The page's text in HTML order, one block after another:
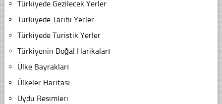
Türkiyede Gezilecek Yerler
Türkiyede Tarihi Yerler
Türkiyede Turistik Yerler
Türkiyenin Doğal Harikaları
Ülke Bayrakları
Ülkeler Haritası
Uydu Resimleri